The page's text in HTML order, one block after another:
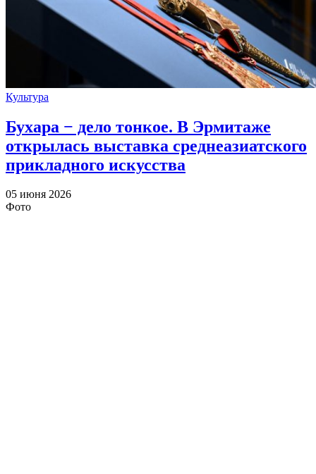
Культура
Бухара − дело тонкое. В Эрмитаже
открылась выставка среднеазиатского
прикладного искусства
05 июня 2026
Фото